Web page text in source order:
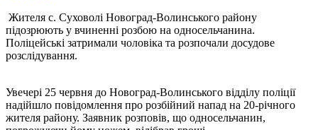
Жителя с. Суховолі Новоград-Волинського району
підозрюють у вчиненні розбою на односельчанина.
Поліцейські затримали чоловіка та розпочали досудове
розслідування.
Увечері 25 червня до Новоград-Волинського відділу поліції
надійшло повідомлення про розбійний напад на 20-річного
жителя району. Заявник розповів, що односельчанин,